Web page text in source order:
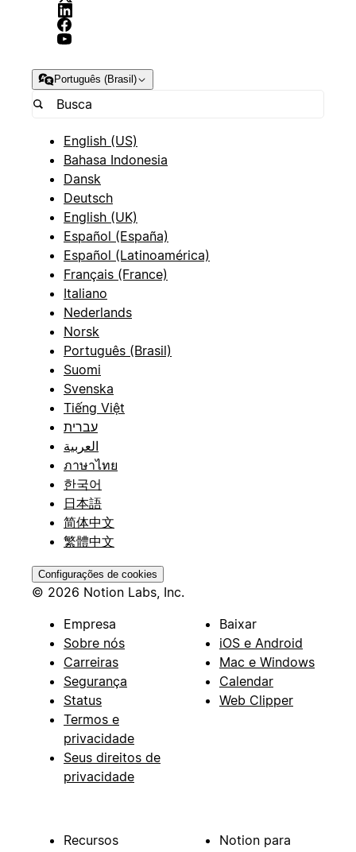
Português (Brasil)
English (US)
Bahasa Indonesia
Dansk
Deutsch
English (UK)
Español (España)
Español (Latinoamérica)
Français (France)
Italiano
Nederlands
Norsk
Português (Brasil)
Suomi
Svenska
Tiếng Việt
עברית
العربية
ภาษาไทย
한국어
日本語
简体中文
繁體中文
Configurações de cookies
© 2026 Notion Labs, Inc.
Empresa
Sobre nós
Carreiras
Segurança
Status
Termos e
privacidade
Seus direitos de
privacidade
Baixar
iOS e Android
Mac e Windows
Calendar
Web Clipper
Recursos
Notion para